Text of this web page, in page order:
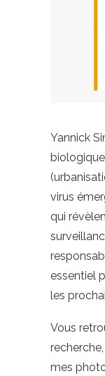
Yannick
virus
qui
essentiel
les
Vous
mes